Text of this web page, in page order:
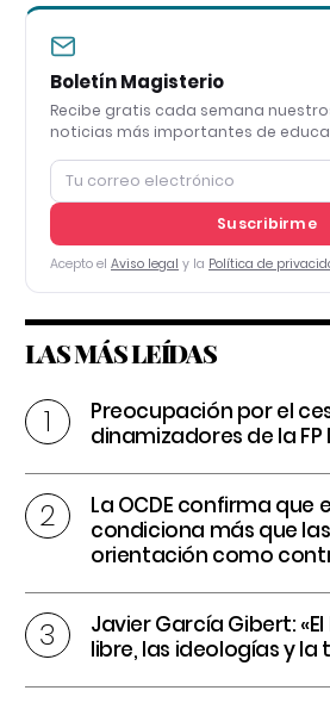
Boletín Magisterio
Recibe gratis cada semana
noticias más importantes de
Suscribirme
Acepto el Aviso legal y la Política de
LAS MÁS LEÍDAS
Preocupación por el
dinamizadores de la
La OCDE confirma que
condiciona más que
orientación como
Javier García Gibert:
libre, las ideologías y la